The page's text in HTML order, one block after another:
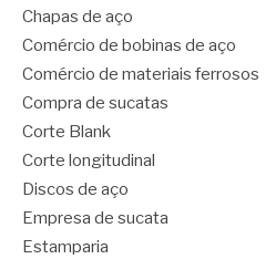
Chapas de aço
Comércio de bobinas de aço
Comércio de materiais ferrosos
Compra de sucatas
Corte Blank
Corte longitudinal
Discos de aço
Empresa de sucata
Estamparia